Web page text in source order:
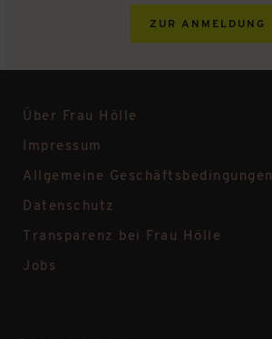
ZUR ANMELDUNG
Über Frau Hölle
Impressum
Allgemeine Geschäftsbedingungen
Datenschutz
Transparenz bei Frau Hölle
Jobs